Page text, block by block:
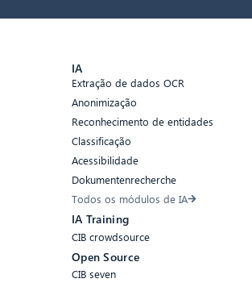
IA
Extração de dados OCR
Anonimização
Reconhecimento de entidades
Classificação
Acessibilidade
Dokumentenrecherche
Todos os módulos de IA
IA Training
CIB crowdsource
Open Source
CIB seven